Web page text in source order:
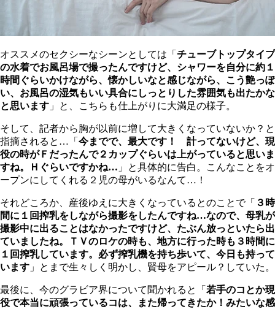
オススメのセクシーなシーンとしては「 チューブトップタイプ
の水着でお風呂場で撮ったんですけど、シャワーを自分に約１
時間ぐらいかけながら、懐かしいなと感じながら、こう艶っぽ
い、お風呂の湿気もいい具合にしっとりした雰囲気も出たかな
と思います 」と、こちらも仕上がりに大満足の様子。
そして、記者から胸が以前に増して大きくなっていないか？と
指摘されると…「 今までで、最大です！ 計ってないけど、現
役の時がＦだったんで２カップぐらいは上がっていると思いま
すね。Ｈぐらいですかね… 」と具体的に告白。こんなことをオ
ープンにしてくれる２児の母がいるなんて…！
それどころか、産後ゆえに大きくなっているとのことで「 ３時
間に１回搾乳をしながら撮影をしたんですね…なので、母乳が
撮影中に出ることはなかったですけど、たぶん放っといたら出
ていましたね。ＴＶのロケの時も、地方に行った時も３時間に
１回搾乳しています。必ず搾乳機を持ち歩いて、今日も持って
います 」とまで生々しく明かし、賢母をアピール？していた。
最後に、今のグラビア界について聞かれると「 若手のコとか現
役で本当に頑張っているコは、また帰ってきたか！みたいな感